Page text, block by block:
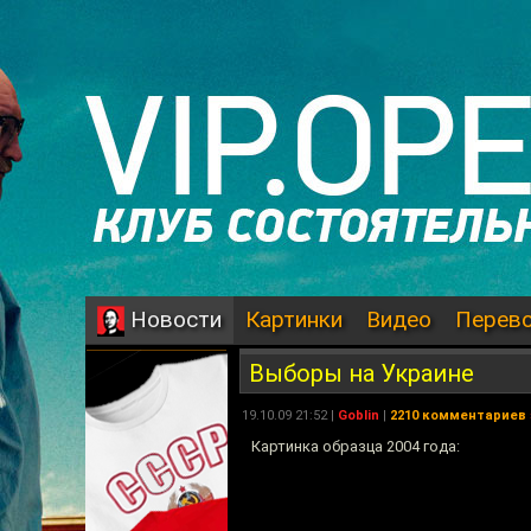
Новости Картинки Видео
Выборы на Украине
19.10.09 21:52 | Goblin | 2210 комментариев
Картинка образца 2004 года: